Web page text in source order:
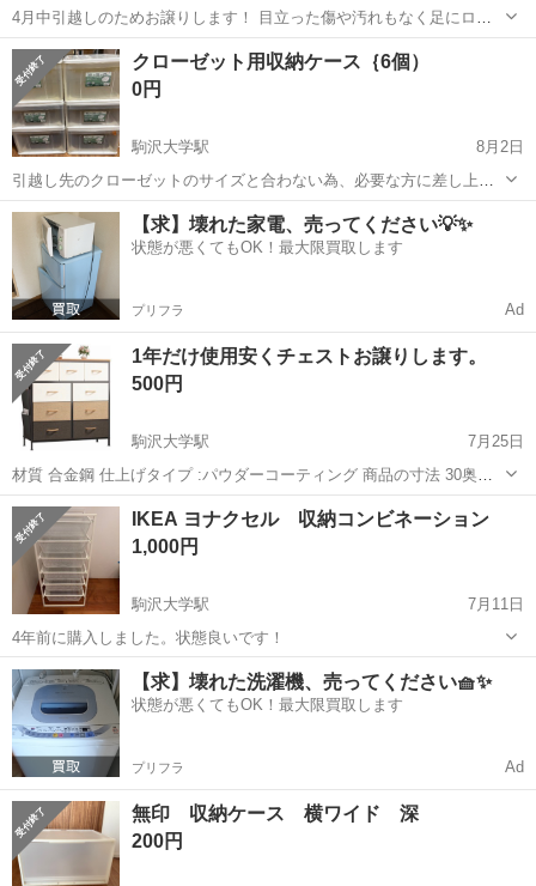
4月中引越しのためお譲りします！ 目立った傷や汚れもなく足にロー
ラーが付いてるのでとても便利です！ 本日中取りに来れる方すぐ渡し
ます❗️
東京 世田谷区 駒沢大学駅 収納家具 た物
クローゼット用収納ケース｛6個）
0円
駒沢大学駅
8月2日
引越し先のクローゼットのサイズと合わない為、必要な方に差し上げ
ます。 サイズは写真に写っているので参考にされてください。
東京 世田谷区 駒沢大学駅 収納家具 クローゼット
【求】壊れた家電、売ってください💡✨
状態が悪くてもOK！最大限買取します
プリフラ Ad
1年だけ使用安くチェストお譲りします。
500円
駒沢大学駅
7月25日
材質 合金鋼 仕上げタイプ :パウダーコーティング 商品の寸法 30奥行
き x 100幅 x 98高さ cm 引き出しの数 10 色 :キャラメル 【大容量の4
段10杯収納】 豊富な収納力で、普段の袋やタオルなどすっきり収納...
東京 世田谷区 駒沢大学駅 収納家具 チェスト
IKEA ヨナクセル 収納コンビネーション
1,000円
駒沢大学駅
7月11日
4年前に購入しました。状態良いです！
東京 世田谷区 駒沢大学駅 収納家具
【求】壊れた洗濯機、売ってください🧺✨
状態が悪くてもOK！最大限買取します
プリフラ Ad
無印 収納ケース 横ワイド 深
200円